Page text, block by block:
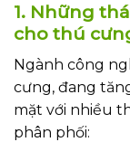
1. Những
cho thú
Ngành công
cưng, đang
mặt với nhiều
phân phối: